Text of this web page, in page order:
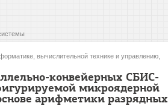
вычислительной технике и управлению,
конвейерных СБИС-
микроядерной
арифметики разрядных